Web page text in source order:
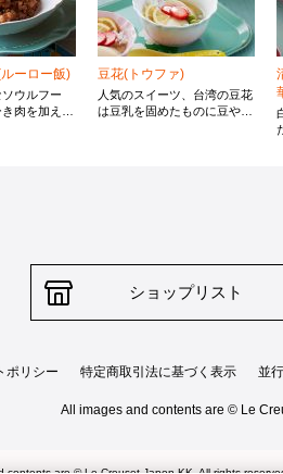
ーロー飯)
ウルフー
肉を加えて
豆花(トウファ)
人気のスイーツ、台湾の豆花
は豆乳を固めたものに豆や白
ショップリスト
ポリシー 特定商取引法に基づく表示 並
All images and contents are © Le